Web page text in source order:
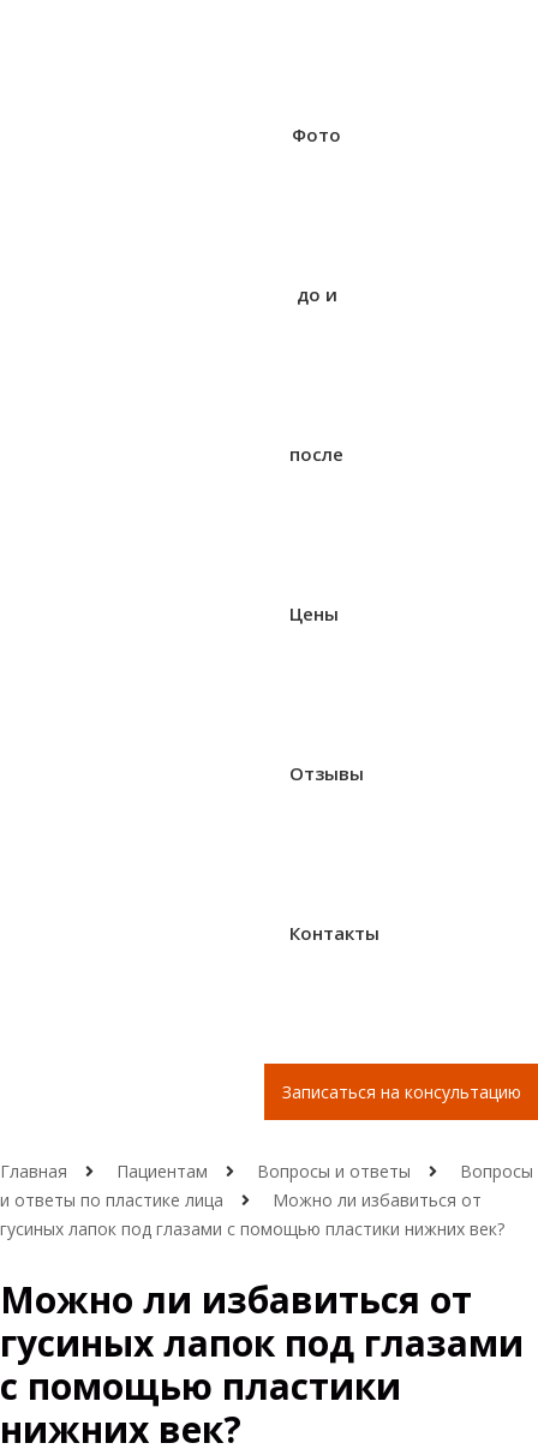
Фото
до и
после
Цены
Отзывы
Контакты
Записаться на консультацию
Главная Пациентам Вопросы и ответы
Вопросы
и ответы по пластике лица
Можно ли избавиться от
гусиных лапок под глазами с помощью пластики нижних век?
Можно ли избавиться от
гусиных лапок под глазами
с помощью пластики
нижних век?